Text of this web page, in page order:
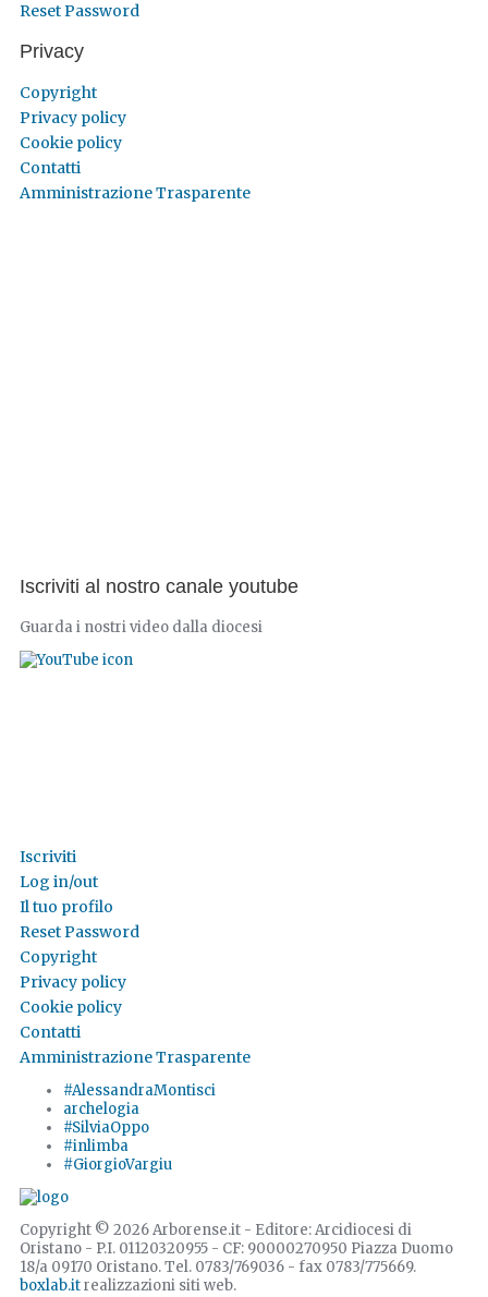
Reset Password
Privacy
Copyright
Privacy policy
Cookie policy
Contatti
Amministrazione Trasparente
Iscriviti al nostro canale youtube
Guarda i nostri video dalla diocesi
Iscriviti
Log in/out
Il tuo profilo
Reset Password
Copyright
Privacy policy
Cookie policy
Contatti
Amministrazione Trasparente
#AlessandraMontisci
archelogia
#SilviaOppo
#inlimba
#GiorgioVargiu
Copyright © 2026 Arborense.it - Editore: Arcidiocesi di
Oristano - P.I. 01120320955 - CF: 90000270950 Piazza Duomo
18/a 09170 Oristano. Tel. 0783/769036 - fax 0783/775669.
boxlab.itrealizzazioni siti web.